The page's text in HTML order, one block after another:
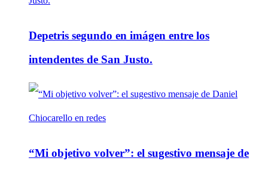
Depetris segundo en imágen entre los
intendentes de San Justo.
“Mi objetivo volver”: el sugestivo mensaje de